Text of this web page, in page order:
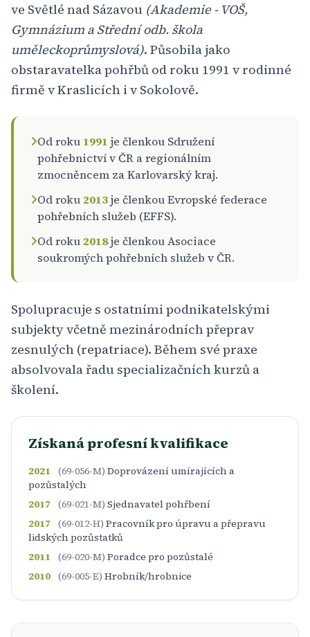
ve Světlé nad Sázavou (Akademie - VOŠ,
Gymnázium a Střední odb. škola
uměleckoprůmyslová). Působila jako
obstaravatelka pohřbů od roku 1991 v rodinné
firmě v Kraslicích i v Sokolově.
Od roku 1991 je členkou Sdružení
pohřebnictví v ČR a regionálním
zmocněncem za Karlovarský kraj.
Od roku 2013je členkou Evropské federace
pohřebních služeb (EFFS).
Od roku 2018je členkou Asociace
soukromých pohřebních služeb v ČR.
Spolupracuje s ostatními podnikatelskými
subjekty včetně mezinárodních přeprav
zesnulých (repatriace). Během své praxe
absolvovala řadu specializačních kurzů a
školení.
Získaná profesní kvalifikace
2021 (69-056-M) Doprovázení umírajících a
pozůstalých
2017 (69-021-M) Sjednavatel pohřbení
2017 (69-012-H) Pracovník pro úpravu a přepravu
lidských pozůstatků
2011 (69-020-M) Poradce pro pozůstalé
2010 (69-005-E) Hrobník/hrobnice